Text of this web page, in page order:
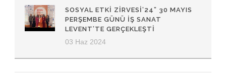
SOSYAL ETKI ZIRVESI’24” 30 MAYIS
PERŞEMBE GÜNÜ İŞ SANAT
LEVENT’TE GERÇEKLEŞTI
03 Haz 2024